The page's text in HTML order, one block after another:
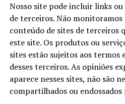
Nosso site pode incluir links
de terceiros. Não monitoramos
conteúdo de sites de terceiros
este site. Os produtos ou
sites estão sujeitos aos termos
desses terceiros. As opiniões
aparece nesses sites, não são
compartilhados ou endossados